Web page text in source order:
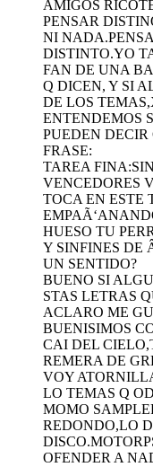
AMIGOS
PENSAR
NI
DISTINTO.YO
FAN DE UNA
Q DICEN, Y SI
DE LOS
ENTENDEMOS
PUEDEN DECIR
FRASE:
TAREA
VENCEDORES
TOCA EN ESTE
HUESO TU
Y SINFINES DE
UN SENTIDO?
BUENO SI
STAS LETRAS
ACLARO ME
BUENISIMOS
CAI DEL
REMERA DE
VOY
LO TEMAS Q
MOMO
REDONDO,LO
OFENDER A